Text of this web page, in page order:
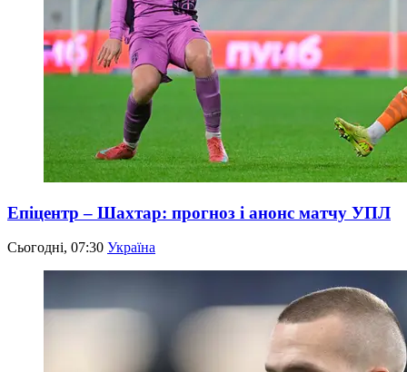
Епіцентр – Шахтар: прогноз і анонс матчу УПЛ
Сьогодні, 07:30 Україна